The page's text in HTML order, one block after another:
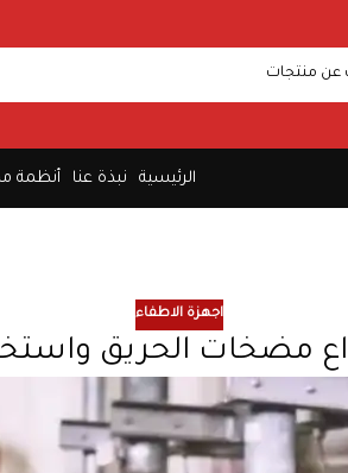
الرئيسية نبذة عنا أنظمة
اجهزة الاطفاء
مضخات الحريق